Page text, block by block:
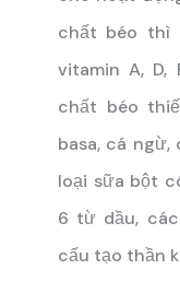
chất béo thì
vitamin A,
chất béo
basa, cá
loại sữa bột
6 từ dầu,
cấu tạo thần